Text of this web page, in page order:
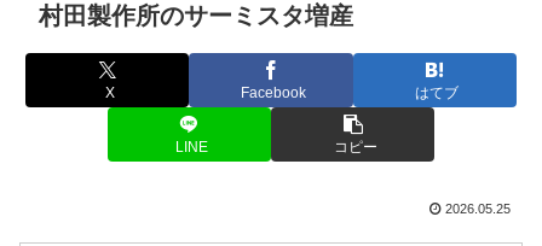
村田製作所のサーミスタ増産
X Facebook はてブ
LINE コピー
2026.05.25